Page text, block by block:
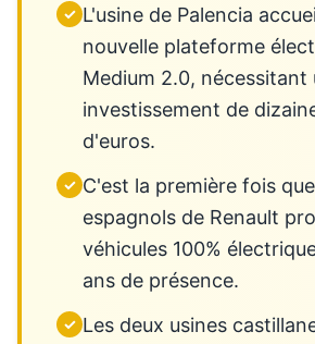
✓ L'usine de Palencia
nouvelle plateforme
Medium 2.0, nécessitant
investissement de
d'euros.
✓ C'est la première fois
espagnols de Renault
véhicules 100%
ans de présence.
✓ Les deux usines